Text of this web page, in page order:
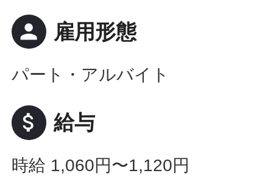
person 雇用形態
パート・アルバイト
attach_money 給与
時給 1,060円〜1,120円